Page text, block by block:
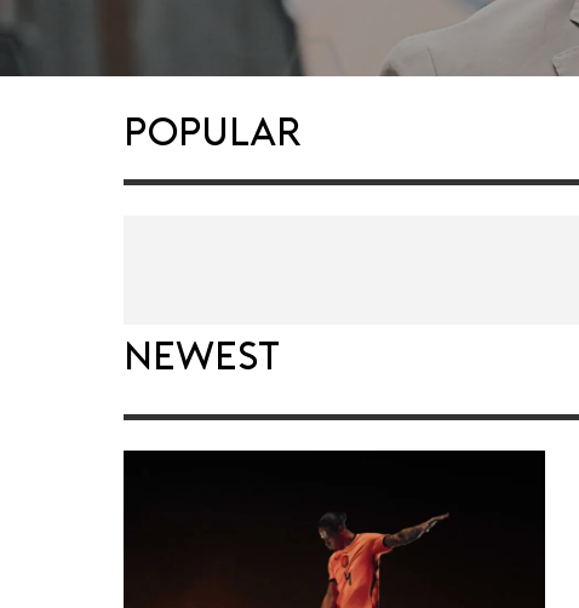
Popular
Newest